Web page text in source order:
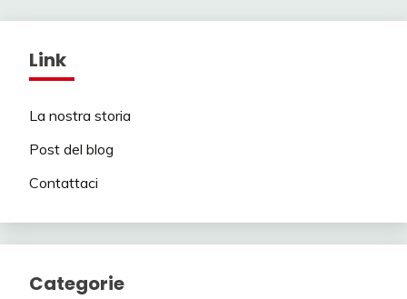
Link
La nostra storia
Post del blog
Contattaci
Categorie